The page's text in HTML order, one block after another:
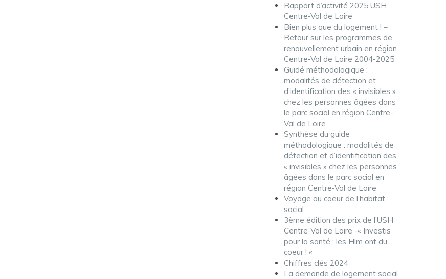
Rapport d’activité 2025 USH
Centre-Val de Loire
Bien plus que du logement ! –
Retour sur les programmes de
renouvellement urbain en région
Centre-Val de Loire 2004-2025
Guidé méthodologique :
modalités de détection et
d’identification des « invisibles »
chez les personnes âgées dans
le parc social en région Centre-
Val de Loire
Synthèse du guide
méthodologique : modalités de
détection et d’identification des
« invisibles » chez les personnes
âgées dans le parc social en
région Centre-Val de Loire
Voyage au coeur de l’habitat
social
3ème édition des prix de l’USH
Centre-Val de Loire -« Investis
pour la santé : les Hlm ont du
coeur ! «
Chiffres clés 2024
La demande de logement social